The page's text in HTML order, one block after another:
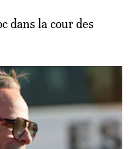
dans la cour des